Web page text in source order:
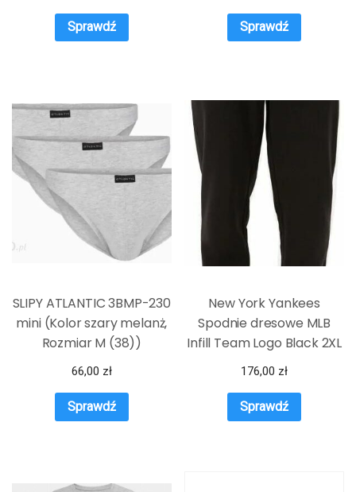
Sprawdź Sprawdź
SLIPY ATLANTIC 3BMP-230
mini (Kolor szary melanż,
Rozmiar M (38))
66,00 zł
Sprawdź
New York Yankees
Spodnie dresowe MLB
Infill Team Logo Black 2XL
176,00 zł
Sprawdź